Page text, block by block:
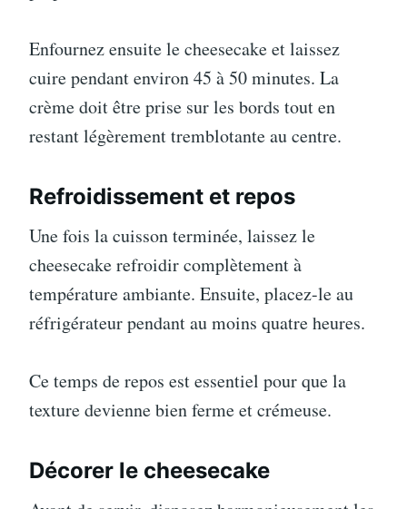
Enfournez ensuite le cheesecake et laissez
cuire pendant environ 45 à 50 minutes. La
crème doit être prise sur les bords tout en
restant légèrement tremblotante au centre.
Refroidissement et repos
Une fois la cuisson terminée, laissez le
cheesecake refroidir complètement à
température ambiante. Ensuite, placez-le au
réfrigérateur pendant au moins quatre heures.
Ce temps de repos est essentiel pour que la
texture devienne bien ferme et crémeuse.
Décorer le cheesecake